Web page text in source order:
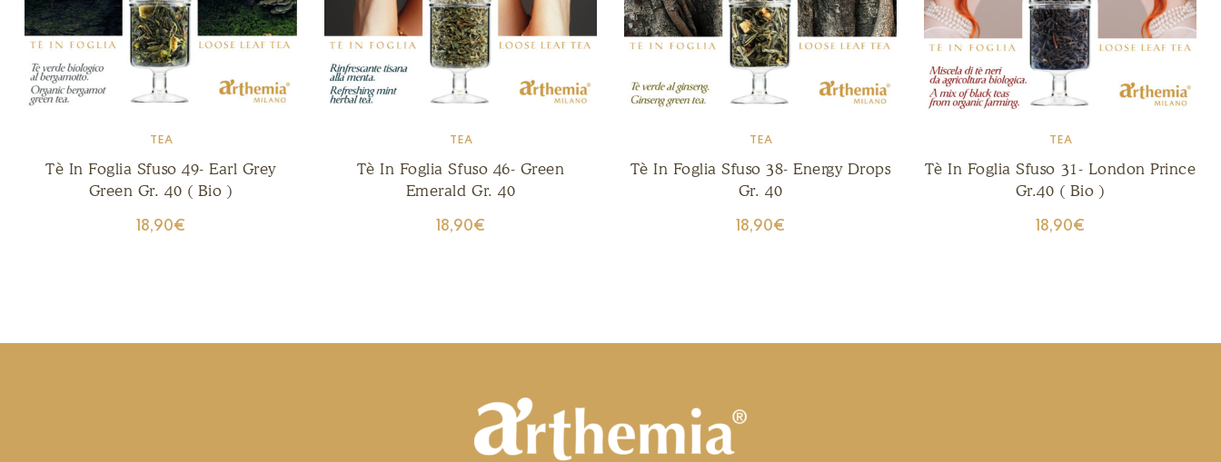
TEA
Tè In Foglia Sfuso 49- Earl Grey
Green Gr. 40 ( Bio )
18,90€
TEA
Tè In Foglia Sfuso 46- Green
Emerald Gr. 40
18,90€
TEA
Tè In Foglia Sfuso 38- Energy Drops
Gr. 40
18,90€
TEA
Tè In Foglia Sfuso 31- London Prince
Gr.40 ( Bio )
18,90€